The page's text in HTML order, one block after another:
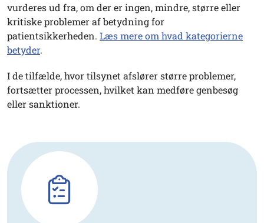
vurderes ud fra, om der er ingen, mindre, større eller
kritiske problemer af betydning for
patientsikkerheden. Læs mere om hvad kategorierne
betyder.
I de tilfælde, hvor tilsynet afslører større problemer,
fortsætter processen, hvilket kan medføre genbesøg
eller sanktioner.